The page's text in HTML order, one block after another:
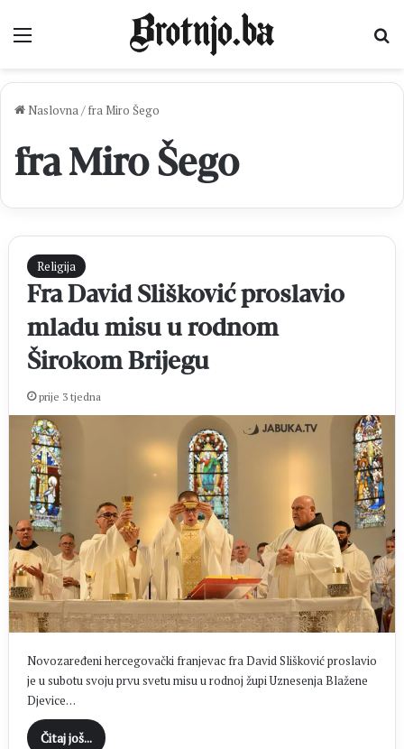
Naslovna/ fra Miro Šego
fra Miro Šego
Religija
Fra David Slišković proslavio
mladu misu u rodnom
Širokom Brijegu
prije 3 tjedna
Novozaređeni hercegovački franjevac fra David Slišković proslavio
je u subotu svoju prvu svetu misu u rodnoj župi Uznesenja Blažene
Djevice…
Čitaj još...